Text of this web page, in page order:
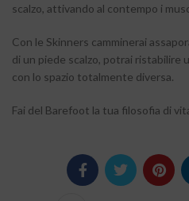
scalzo, attivando al contempo i
Con le Skinners camminerai
di un piede scalzo, potrai ristabilire
con lo spazio totalmente diversa.
Fai del Barefoot la tua filosofia di